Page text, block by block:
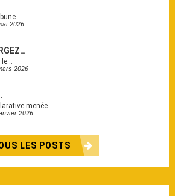
2026
2026
menée…
2026
LES POSTS